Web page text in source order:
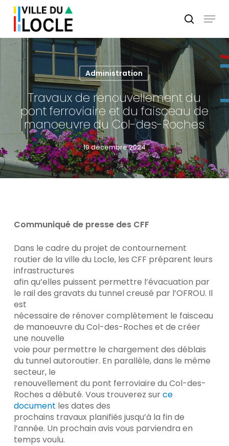
Skip
main
content
search
Menu
Administration
Travaux de renouvellement du
pont ferroviaire et du faisceau de
manoeuvre du Col-des-Roches
19 décembre 2024
Communiqué de presse des CFF
Dans le cadre du projet de contournement
routier de la ville du Locle, les CFF préparent leurs
infrastructures
afin qu’elles puissent permettre l’évacuation par
le rail des gravats du tunnel creusé par l’OFROU. Il
est
nécessaire de rénover complètement le faisceau
de manoeuvre du Col-des-Roches et de créer
une nouvelle
voie pour permettre le chargement des déblais
du tunnel autoroutier. En parallèle, dans le même
secteur, le
renouvellement du pont ferroviaire du Col-des-
Roches a débuté. Vous trouverez surce
document les dates des
prochains travaux planifiés jusqu’à la fin de
l’année. Un prochain avis vous parviendra en
temps voulu.
Menu